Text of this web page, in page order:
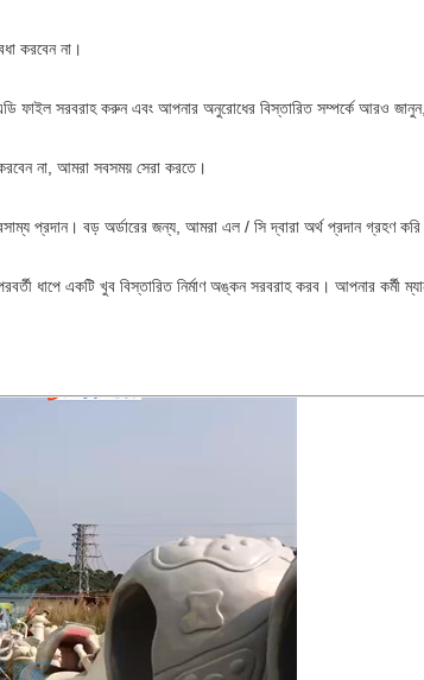
করবেন না।
ফাইল সরবরাহ করুন এবং আপনার অনুরোধের বিস্তারিত সম্পর্কে আরও
করবেন না, আমরা সবসময় সেরা করতে।
প্রদান। বড় অর্ডারের জন্য, আমরা এল / সি দ্বারা অর্থ প্রদান গ্রহণ
ধাপে একটি খুব বিস্তারিত নির্মাণ অঙ্কন সরবরাহ করব। আপনার কর্মী